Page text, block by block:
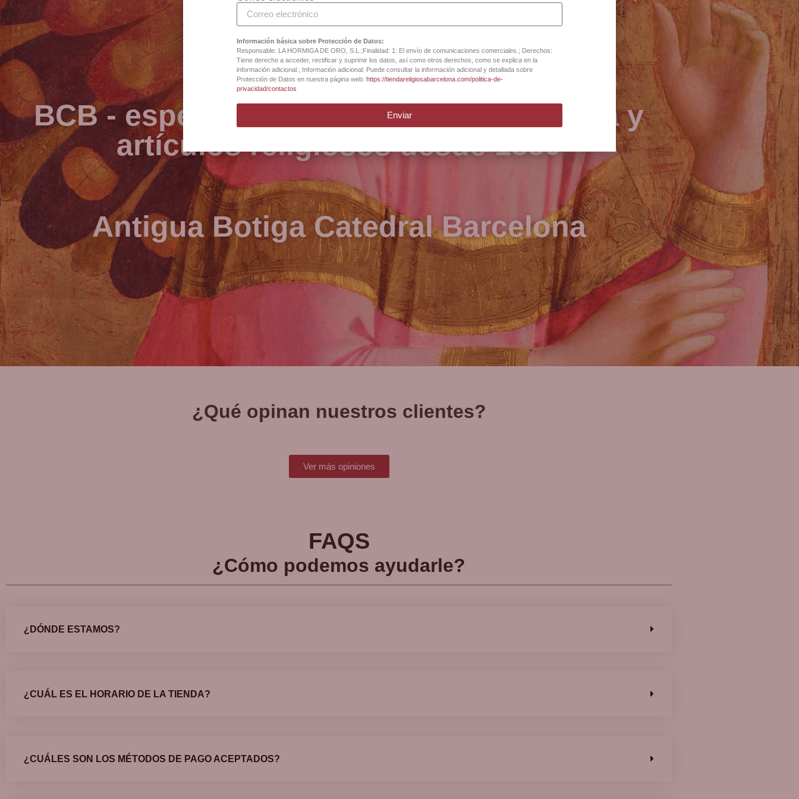
BCB - especialistas en arte sacro, joyería y
artículos religiosos desde 1880
Antigua Botiga Catedral Barcelona
¿Qué opinan nuestros clientes?
Ver más opiniones
FAQS
¿Cómo podemos ayudarle?
¿DÓNDE ESTAMOS?
¿CUÁL ES EL HORARIO DE LA TIENDA?
¿CUÁLES SON LOS MÉTODOS DE PAGO ACEPTADOS?
Información básica sobre Protección de Datos:
Responsable: LA HORMIGA DE ORO, S.L.;Finalidad: 1: El envío de comunicaciones comerciales.; Derechos:
Tiene derecho a acceder, rectificar y suprimir los datos, así como otros derechos, como se explica en la
información adicional.; Información adicional: Puede consultar la información adicional y detallada sobre
Protección de Datos en nuestra página web: https://tiendareligiosabarcelona.com/politica-de-
privacidad/contactos
Enviar